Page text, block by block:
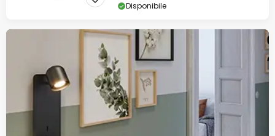
Disponibile